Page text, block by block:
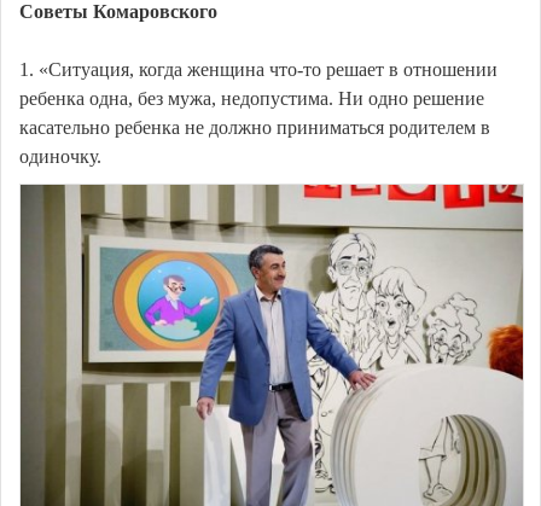
Советы Комаровского
1. «Ситуация, когда женщина что-то решает в отношении
ребенка одна, без мужа, недопустима. Ни одно решение
касательно ребенка не должно приниматься родителем в
одиночку.